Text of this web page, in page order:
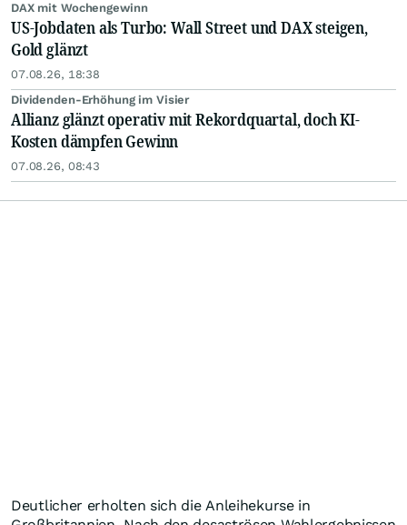
DAX mit Wochengewinn
US-Jobdaten als Turbo: Wall Street und DAX steigen,
Gold glänzt
07.08.26, 18:38
Dividenden-Erhöhung im Visier
Allianz glänzt operativ mit Rekordquartal, doch KI-
Kosten dämpfen Gewinn
07.08.26, 08:43
Deutlicher erholten sich die Anleihekurse in